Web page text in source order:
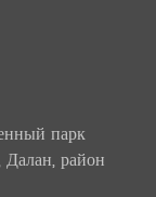
парк
район